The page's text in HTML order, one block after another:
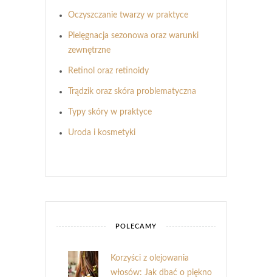
Oczyszczanie twarzy w praktyce
Pielęgnacja sezonowa oraz warunki
zewnętrzne
Retinol oraz retinoidy
Trądzik oraz skóra problematyczna
Typy skóry w praktyce
Uroda i kosmetyki
POLECAMY
Korzyści z olejowania
włosów: Jak dbać o piękno